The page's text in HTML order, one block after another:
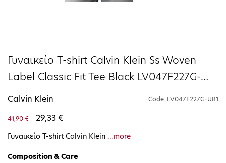
Γυναικείο T-shirt Calvin Klein Ss Woven
Label Classic Fit Tee Black LV047F227G-
UB1
Calvin Klein Code: LV047F227G-UB1
41,90 € 29,33 €
Γυναικείο T-shirt Calvin Klein ...more
Composition & Care